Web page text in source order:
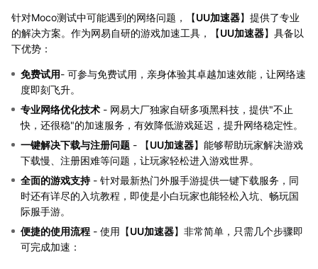
针对Moco测试中可能遇到的网络问题，【UU加速器】提供了专业
的解决方案。作为网易自研的游戏加速工具，【UU加速器】具备以
下优势：
免费试用- 可参与免费试用，亲身体验其卓越加速效能，让网络速
度即刻飞升。
专业网络优化技术 - 网易大厂独家自研多项黑科技，提供"不止
快，还很稳"的加速服务，有效降低游戏延迟，提升网络稳定性。
一键解决下载与注册问题 - 【UU加速器】能够帮助玩家解决游戏
下载慢、注册困难等问题，让玩家轻松进入游戏世界。
全面的游戏支持- 针对最新热门外服手游提供一键下载服务，同
时还有详尽的入坑教程，即使是小白玩家也能轻松入坑、畅玩国
际服手游。
便捷的使用流程 - 使用【UU加速器】非常简单，只需几个步骤即
可完成加速：